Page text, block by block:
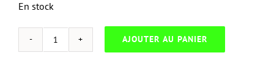
En stock
quantité
AJOUTER AU PANIER